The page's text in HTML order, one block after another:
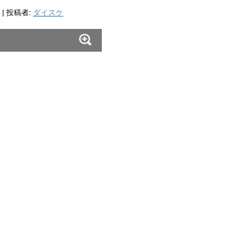
| 投稿者: ダイスケ